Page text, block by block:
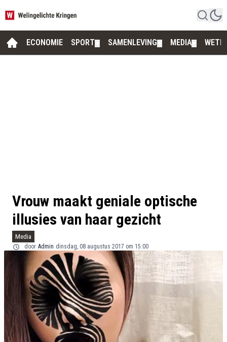
ECONOMIE SPORT SAMENLEVING MEDIA
Vrouw maakt geniale optische
illusies van haar gezicht
Media
door Admin dinsdag, 08 augustus 2017 om 15:00